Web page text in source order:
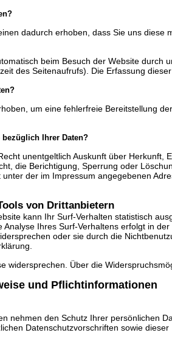
dadurch erhoben, dass Sie uns
beim Besuch der Website durch
des Seitenaufrufs). Die Erfassung
um eine fehlerfreie Bereitstellung
bezüglich Ihrer Daten?
unentgeltlich Auskunft über
die Berichtigung, Sperrung oder
unter der im Impressum angegebenen
von Drittanbietern
kann Ihr Surf-Verhalten statistisch
Analyse Ihres Surf-Verhaltens erfolgt in
oder sie durch die
widersprechen. Über die
und Pflichtinformationen
nehmen den Schutz Ihrer persönlichen
Datenschutzvorschriften sowie